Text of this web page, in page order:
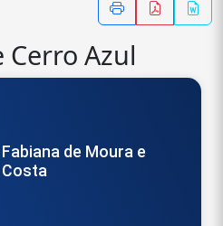
Cerro Azul
Fabiana de Moura e
Costa